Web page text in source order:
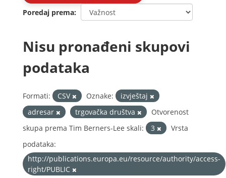
Poredaj prema
Nisu pronađeni skupovi
podataka
Formati: CSV Oznake:
izvještaj
adresar
trgovačka društva
Otvorenost
skupa prema Tim Berners-Lee skali:
3
Vrsta
podataka:
http://publications.europa.eu/resource/authority/access-
right/PUBLIC